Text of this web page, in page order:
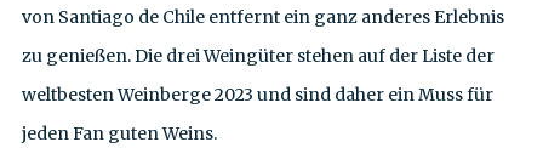
von Santiago de Chile entfernt ein ganz anderes Erlebnis
zu genießen. Die drei Weingüter stehen auf der Liste der
weltbesten Weinberge 2023 und sind daher ein Muss für
jeden Fan guten Weins.